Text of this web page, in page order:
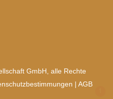
GmbH, alle Rechte
| AGB